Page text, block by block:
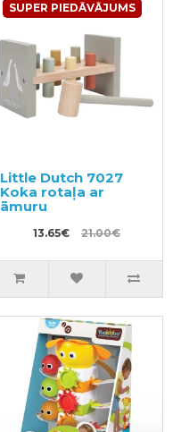
SUPER PIEDĀVĀJUMS
Little Dutch 7027
Koka rotaļa ar
āmuru
13.65€ 21.00€